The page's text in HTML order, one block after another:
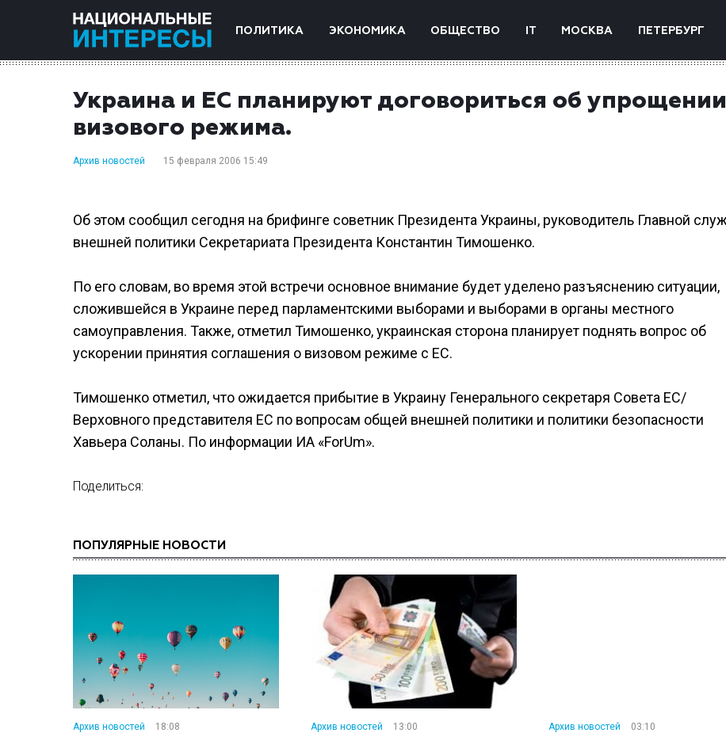
ПОЛИТИКА ЭКОНОМИКА ОБЩЕСТВО IT МОСКВА ПЕТЕРБУРГ
Украина и ЕС планируют договориться об упрощении
визового режима.
Архив новостей 15 февраля 2006 15:49
Об этом сообщил сегодня на брифинге советник Президента Украины, руководитель Главной
внешней политики Секретариата Президента Константин Тимошенко.
По его словам, во время этой встречи основное внимание будет уделено разъяснению ситуации,
сложившейся в Украине перед парламентскими выборами и выборами в органы местного
самоуправления. Также, отметил Тимошенко, украинская сторона планирует поднять вопрос об
ускорении принятия соглашения о визовом режиме с ЕС.
Тимошенко отметил, что ожидается прибытие в Украину Генерального секретаря Совета ЕС/
Верховного представителя ЕС по вопросам общей внешней политики и политики безопасности
Хавьера Соланы. По информации ИА «ForUm».
Поделиться:
ПОПУЛЯРНЫЕ НОВОСТИ
Архив новостей 18:08 Архив новостей 13:00 Архив новостей 03:10